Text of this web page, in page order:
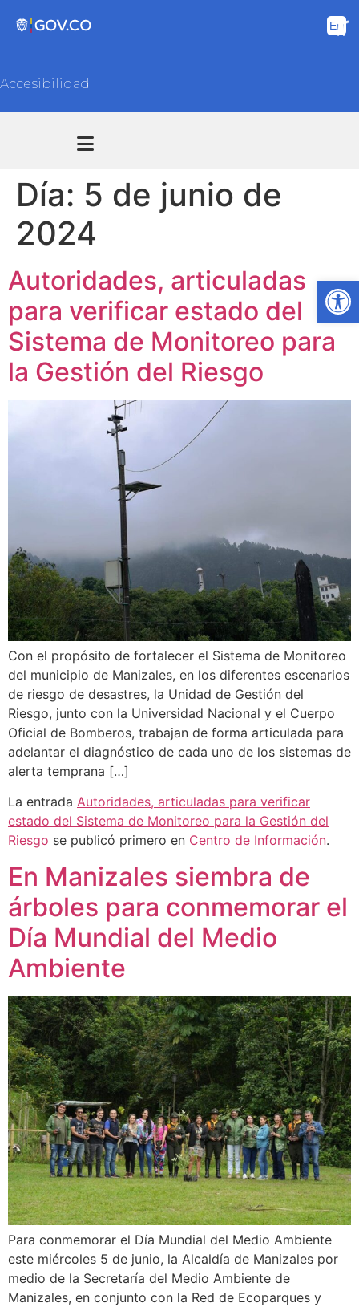
Accesibilidad
Día: 5 de junio de
2024
Autoridades, articuladas
para verificar estado del
Sistema de Monitoreo para
la Gestión del Riesgo
Con el propósito de fortalecer el Sistema de Monitoreo
del municipio de Manizales, en los diferentes escenarios
de riesgo de desastres, la Unidad de Gestión del
Riesgo, junto con la Universidad Nacional y el Cuerpo
Oficial de Bomberos, trabajan de forma articulada para
adelantar el diagnóstico de cada uno de los sistemas de
alerta temprana […]
La entrada Autoridades, articuladas para verificar
estado del Sistema de Monitoreo para la Gestión del
Riesgo se publicó primero en Centro de Información.
En Manizales siembra de
árboles para conmemorar el
Día Mundial del Medio
Ambiente
Para conmemorar el Día Mundial del Medio Ambiente
este miércoles 5 de junio, la Alcaldía de Manizales por
medio de la Secretaría del Medio Ambiente de
Manizales, en conjunto con la Red de Ecoparques y